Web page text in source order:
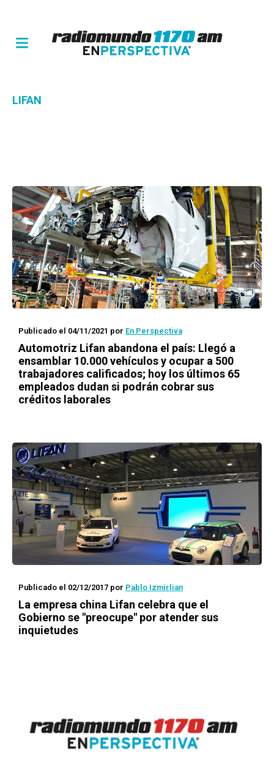
LIFAN
Publicado el 04/11/2021 por En Perspectiva
Automotriz Lifan abandona el país: Llegó a
ensamblar 10.000 vehículos y ocupar a 500
trabajadores calificados; hoy los últimos 65
empleados dudan si podrán cobrar sus
créditos laborales
Publicado el 02/12/2017 por Pablo Izmirlian
La empresa china Lifan celebra que el
Gobierno se "preocupe" por atender sus
inquietudes